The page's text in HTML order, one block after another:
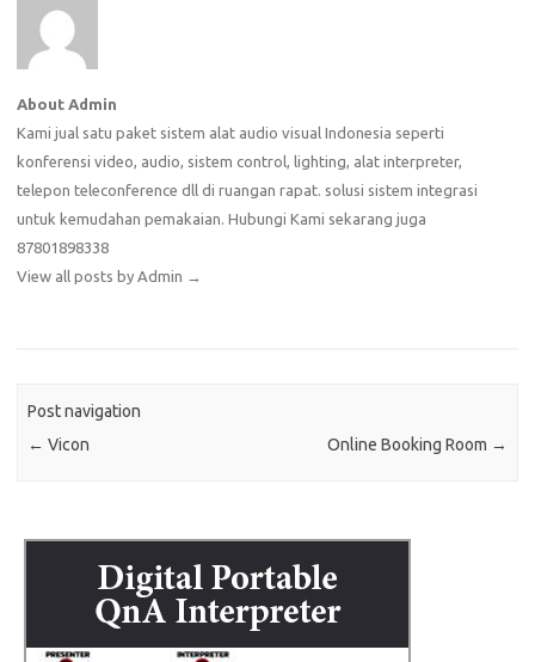
About Admin
Kami jual satu paket sistem alat audio visual Indonesia seperti
konferensi video, audio, sistem control, lighting, alat interpreter,
telepon teleconference dll di ruangan rapat. solusi sistem integrasi
untuk kemudahan pemakaian. Hubungi Kami sekarang juga
87801898338
View all posts by Admin →
Post navigation
← Vicon Online Booking Room →